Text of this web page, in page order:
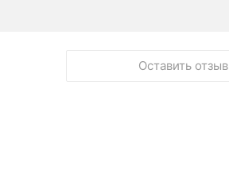
Оставить отзыв